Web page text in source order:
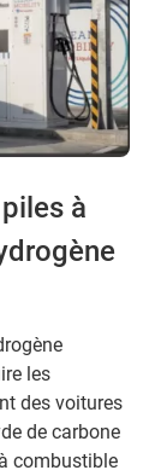
à
les
des voitures
de carbone
combustible